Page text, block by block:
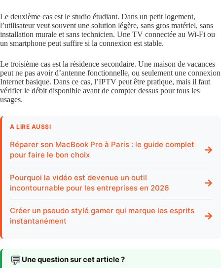
Le deuxième cas est le studio étudiant. Dans un petit logement,
l’utilisateur veut souvent une solution légère, sans gros matériel, sans
installation murale et sans technicien. Une TV connectée au Wi-Fi ou
un smartphone peut suffire si la connexion est stable.
Le troisième cas est la résidence secondaire. Une maison de vacances
peut ne pas avoir d’antenne fonctionnelle, ou seulement une connexion
Internet basique. Dans ce cas, l’IPTV peut être pratique, mais il faut
vérifier le débit disponible avant de compter dessus pour tous les
usages.
A LIRE AUSSI
Réparer son MacBook Pro à Paris : le guide complet
pour faire le bon choix
→
Pourquoi la vidéo est devenue un outil
incontournable pour les entreprises en 2026
→
Créer un pseudo stylé gamer qui marque les esprits
instantanément
→
💬 Une question sur cet article ?